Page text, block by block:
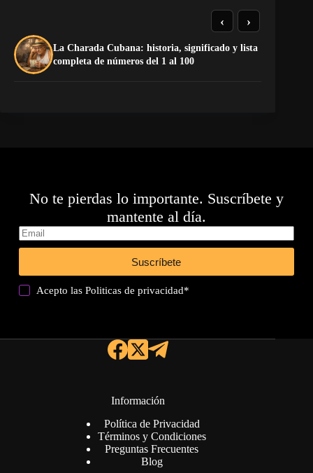
La Charada Cubana: historia, significado y lista
completa de números del 1 al 100
‹ ›
No te pierdas lo importante. Suscríbete y
mantente al día.
Suscríbete
Acepto lasPoliticas de privacidad*
Información
Política de Privacidad
Términos y Condiciones
Preguntas Frecuentes
Blog